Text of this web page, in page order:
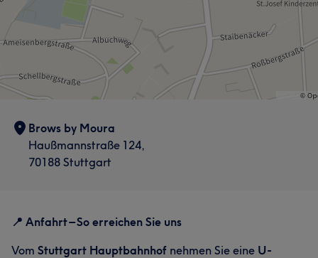
Services
Gesicht
Portfolio
Brows by Moura
Haußmannstraße 124,
70188 Stuttgart
📍 Anfahrt – So erreichen Sie uns
Vom Stuttgart Hauptbahnhof nehmen Sie eine U-